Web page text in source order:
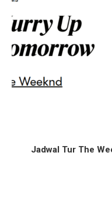
Jadwal Tur The